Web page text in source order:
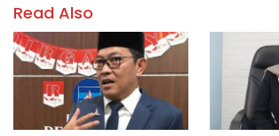
Read Also